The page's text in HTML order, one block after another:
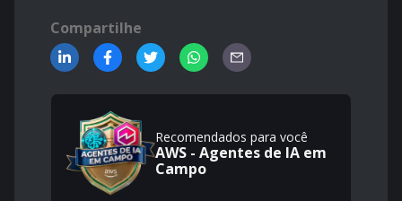
Compartilhe
Recomendados para você
AWS - Agentes de IA em
Campo